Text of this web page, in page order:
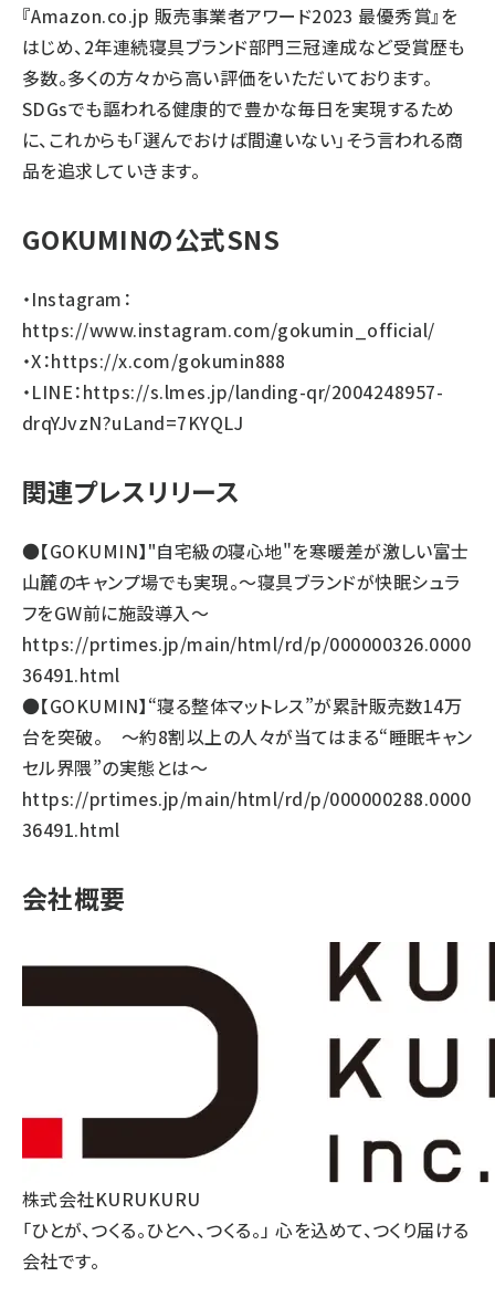
『Amazon.co.jp 販売事業者アワード2023 最優秀賞』を
はじめ、2年連続寝具ブランド部門三冠達成など受賞歴も
多数。多くの方々から高い評価をいただいております。
SDGsでも謳われる健康的で豊かな毎日を実現するため
に、これからも「選んでおけば間違いない」そう言われる商
品を追求していきます。
GOKUMINの公式SNS
・Instagram：
https://www.instagram.com/gokumin_official/
・X：https://x.com/gokumin888
・LINE：https://s.lmes.jp/landing-qr/2004248957-
drqYJvzN?uLand=7KYQLJ
関連プレスリリース
●【GOKUMIN】"自宅級の寝心地"を寒暖差が激しい富士
山麓のキャンプ場でも実現。～寝具ブランドが快眠シュラ
フをGW前に施設導入～
https://prtimes.jp/main/html/rd/p/000000326.0000
36491.html
●【GOKUMIN】“寝る整体マットレス”が累計販売数14万
台を突破。 ～約8割以上の人々が当てはまる“睡眠キャン
セル界隈”の実態とは～
https://prtimes.jp/main/html/rd/p/000000288.0000
36491.html
会社概要
株式会社KURUKURU
「ひとが、つくる。ひとへ、つくる。」 心を込めて、つくり届ける
会社です。